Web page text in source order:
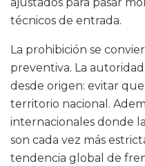
ajustados para pasar
técnicos de entrada.
La prohibición se
preventiva. La
desde origen: evitar
territorio nacional.
internacionales donde
son cada vez más
tendencia global de